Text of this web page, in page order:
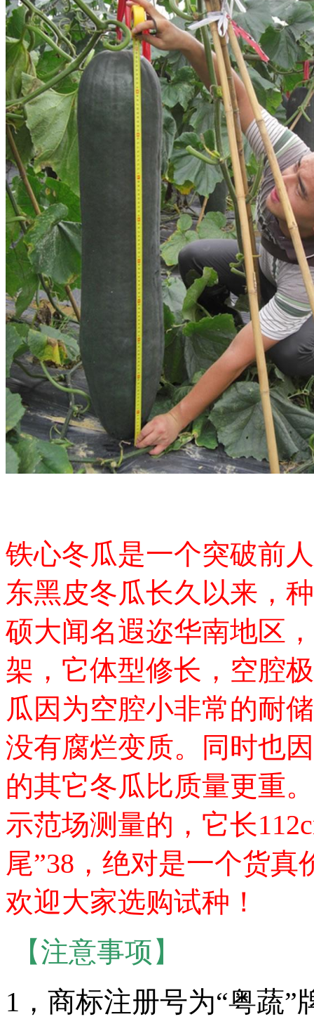
铁心冬瓜是一个突破前
东黑皮冬瓜长久以来，
硕大闻名遐迩华南地区
架，它体型修长，空腔
瓜因为空腔小非常的耐
没有腐烂变质。同时也
的其它冬瓜比质量更重
示范场测量的，它长
尾”38，绝对是一个货真
欢迎大家选购试种！
【注意事项】
1，商标注册号为“粤蔬”